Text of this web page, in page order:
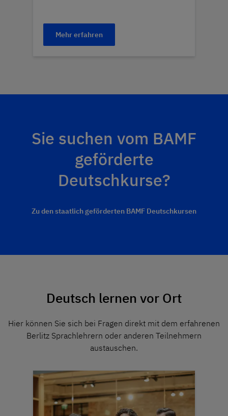
Mehr erfahren
Sie suchen vom BAMF
geförderte
Deutschkurse?
Zu den staatlich geförderten BAMF Deutschkursen
Deutsch lernen vor Ort
Hier können Sie sich bei Fragen direkt mit dem erfahrenen
Berlitz Sprachlehrern oder anderen Teilnehmern
austauschen.